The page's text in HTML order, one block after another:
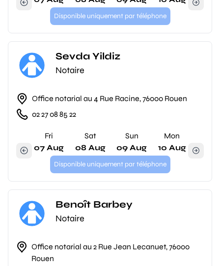
Disponible uniquement par téléphone
Sevda Yildiz
Notaire
Office notarial au 4 Rue Racine, 76000 Rouen
02 27 08 85 22
Fri
07 Aug
Sat
08 Aug
Sun
09 Aug
Mon
10 Aug
Disponible uniquement par téléphone
Benoît Barbey
Notaire
Office notarial au 2 Rue Jean Lecanuet, 76000
Rouen